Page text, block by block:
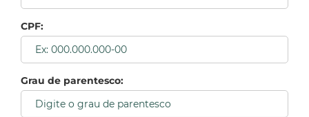
CPF:
Grau de parentesco: